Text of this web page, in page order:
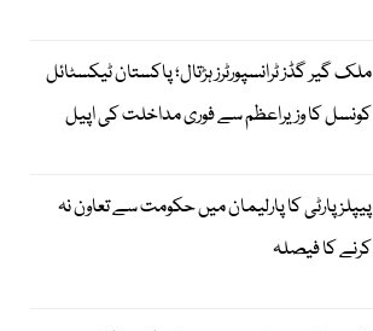
ملک گیر گڈز ٹرانسپورٹرز ہڑتال؛ پاکستان ٹیکسٹائل
کونسل کا وزیراعظم سے فوری مداخلت کی اپیل
پیپلزپارٹی کا پارلیمان میں حکومت سے تعاون نہ
کرنے کا فیصلہ